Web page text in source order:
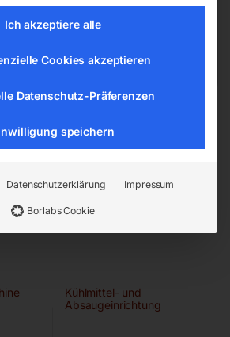
Kühlmittel- und
Absaugeinrichtung
Ich akzeptiere alle
Cookies akzeptieren
Datenschutz-Präferenzen
speichern
Datenschutzerklärung Impressum
Borlabs Cookie